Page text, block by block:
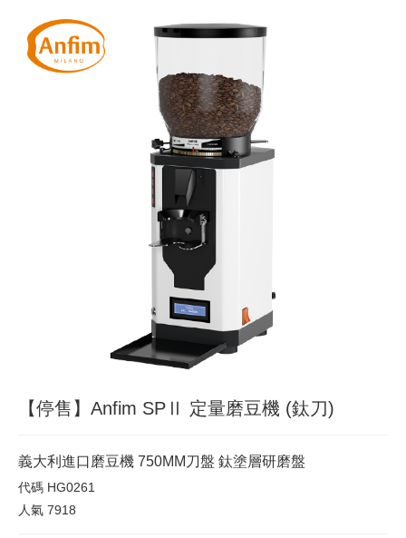
【停售】Anfim SPⅡ 定量磨豆機 (鈦刀)
義大利進口磨豆機 750MM刀盤 鈦塗層研磨盤
代碼 HG0261
人氣 7918